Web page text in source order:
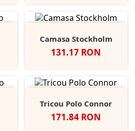
Camasa Stockholm
Pret
131.17 RON
Tricou Polo Connor
Pret
171.84 RON